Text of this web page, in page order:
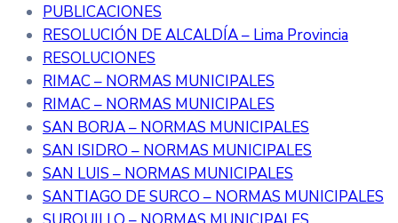
PUBLICACIONES
RESOLUCIÓN DE ALCALDÍA – Lima Provincia
RESOLUCIONES
RIMAC – NORMAS MUNICIPALES
RIMAC – NORMAS MUNICIPALES
SAN BORJA – NORMAS MUNICIPALES
SAN ISIDRO – NORMAS MUNICIPALES
SAN LUIS – NORMAS MUNICIPALES
SANTIAGO DE SURCO – NORMAS MUNICIPALES